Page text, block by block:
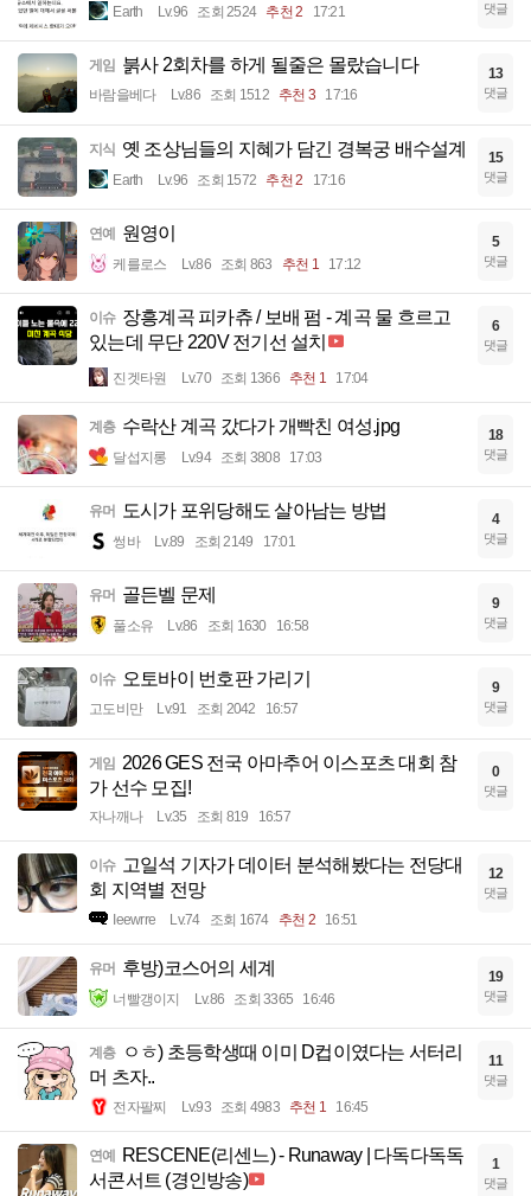
Earth Lv.96 조회 2524 추천 2 17:21 댓글
게임 붉사 2회차를 하게 될줄은 몰랐습니다
바람을베다 Lv.86 조회 1512 추천 3 17:16
13
댓글
지식 옛 조상님들의 지혜가 담긴 경복궁 배수설계
Earth Lv.96 조회 1572 추천 2 17:16
15
댓글
연예 원영이
케를로스 Lv.86 조회 863 추천 1 17:12
5
댓글
이슈 장흥계곡 피카츄 / 보배 펌 - 계곡 물 흐르고
있는데 무단 220V 전기선 설치
진겟타원 Lv.70 조회 1366 추천 1 17:04
6
댓글
계층 수락산 계곡 갔다가 개빡친 여성.jpg
달섭지롱 Lv.94 조회 3808 17:03
18
댓글
유머 도시가 포위당해도 살아남는 방법
썽바 Lv.89 조회 2149 17:01
4
댓글
유머 골든벨 문제
풀소유 Lv.86 조회 1630 16:58
9
댓글
이슈 오토바이 번호판 가리기
고도비만 Lv.91 조회 2042 16:57
9
댓글
게임
2026 GES 전국 아마추어 이스포츠 대회 참
가 선수 모집!
자나깨나 Lv.35 조회 819 16:57
0
댓글
이슈 고일석 기자가 데이터 분석해봤다는 전당대
회 지역별 전망
Ieewrre Lv.74 조회 1674 추천 2 16:51
12
댓글
유머 후방)코스어의 세계
너빨갱이지 Lv.86 조회 3365 16:46
19
댓글
계층
ㅇㅎ) 초등학생때 이미 D컵이였다는 서터리
머 츠자..
전자팔찌 Lv.93 조회 4983 추천 1 16:45
11
댓글
연예
RESCENE(리센느) - Runaway | 다독다독독
서콘서트 (경인방송)
1
댓글